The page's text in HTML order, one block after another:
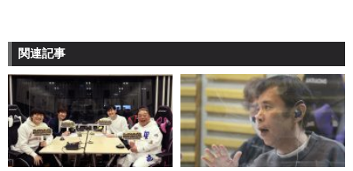
関連記事